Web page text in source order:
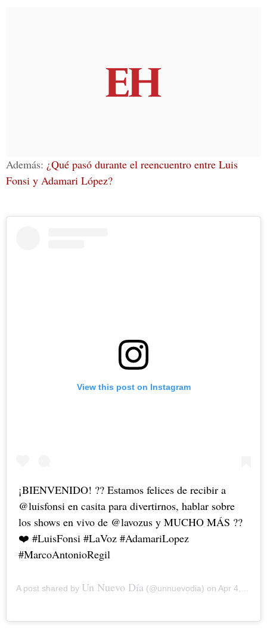
Además: ¿Qué pasó durante el reencuentro entre Luis
Fonsi y Adamari López?
View this post on Instagram
¡BIENVENIDO! ?? Estamos felices de recibir a
@luisfonsi en casita para divertirnos, hablar sobre
los shows en vivo de @lavozus y MUCHO MÁS ??
❤️ #LuisFonsi #LaVoz #AdamariLopez
#MarcoAntonioRegil
A post shared by Un Nuevo Día (@unnuevodia) on Apr 4, 2019 at 5:50am PDT